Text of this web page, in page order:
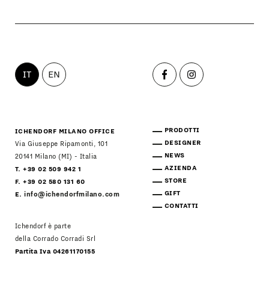
IT EN
ICHENDORF MILANO OFFICE
Via Giuseppe Ripamonti, 101
20141 Milano (MI) - Italia
T. +39 02 509 942 1
F. +39 02 580 131 60
E.info@ichendorfmilano.com
Ichendorf è parte
della Corrado Corradi Srl
Partita Iva 04261170155
PRODOTTI
DESIGNER
NEWS
AZIENDA
STORE
GIFT
CONTATTI